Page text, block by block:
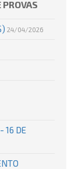
24/04/2026
16 DE